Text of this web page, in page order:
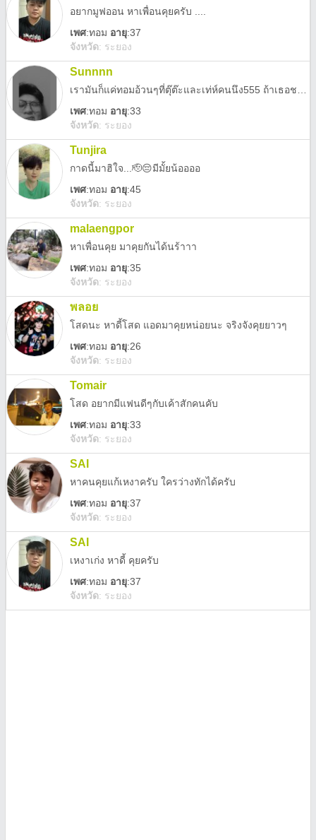
อยากมูฟออน หาเพื่อนคุยครับ ....
เพศ:ทอม อายุ:37
จังหวัด: ระยอง
Sunnnn
เพศ:ทอม อายุ:33
จังหวัด: ระยอง
Tunjira
กาดนี้มาฮิใจ...🫡😔มีมั้ยน้ออออ
เพศ:ทอม อายุ:45
จังหวัด: ระยอง
malaengpor
หาเพื่อนคุย มาคุยกันได้นร้าาา
เพศ:ทอม อายุ:35
จังหวัด: ระยอง
พลอย
โสดนะ หาดี้โสด แอดมาคุยหน่อยนะ จริงจังคุยยาวๆ
เพศ:ทอม อายุ:26
จังหวัด: ระยอง
Tomair
โสด อยากมีแฟนดีๆกับเค้าสักคนคับ
เพศ:ทอม อายุ:33
จังหวัด: ระยอง
SAI
หาคนคุยแก้เหงาครับ ใครว่างทักได้ครับ
เพศ:ทอม อายุ:37
จังหวัด: ระยอง
SAI
เหงาเก่ง หาดี้ คุยครับ
เพศ:ทอม อายุ:37
จังหวัด: ระยอง